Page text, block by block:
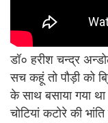
डॉ० हरीश चन्द्र
सच कहूं तो पौड़ी को
के साथ बसाया गया
चोटियां कटोरे की